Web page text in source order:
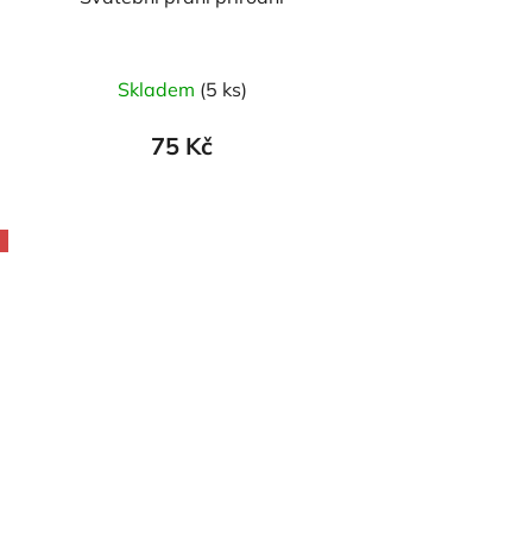
Skladem (5 ks)
75 Kč